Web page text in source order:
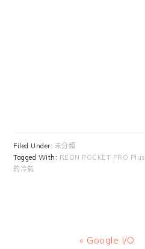
Filed Under: 未分類
Tagged With: REON POCKET PRO Plus
的冷氣
Previous
« Google I/O